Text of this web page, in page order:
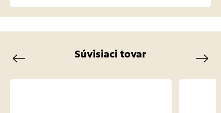
Súvisiaci tovar
Previous Next